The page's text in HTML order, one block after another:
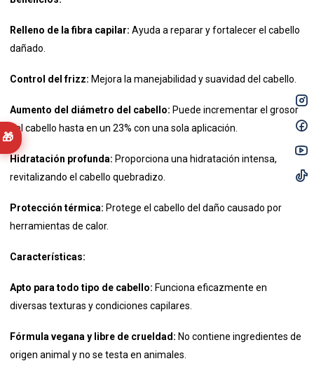
🎁
Relleno de la fibra capilar: Ayuda a reparar y fortalecer el cabello
dañado.​
Control del frizz: Mejora la manejabilidad y suavidad del cabello.
Aumento del diámetro del cabello: Puede incrementar el grosor
del cabello hasta en un 23% con una sola aplicación. ​
Hidratación profunda: Proporciona una hidratación intensa,
revitalizando el cabello quebradizo.​
Protección térmica: Protege el cabello del daño causado por
herramientas de calor.​
Características:
Apto para todo tipo de cabello: Funciona eficazmente en
diversas texturas y condiciones capilares.​
Fórmula vegana y libre de crueldad: No contiene ingredientes de
origen animal y no se testa en animales.​